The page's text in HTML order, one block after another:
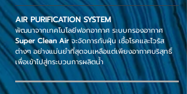
AIR PURIFICATION SYSTEM
พัฒนาจากเทคโนโลยีฟอกอากาศ ระบบกรองอากาศ
Super Clean Airจะจัดการกับฝุ่น เชื้อโรคและไวรัส
ต่างๆ อย่างแม่นยำที่สุดจนเหลือแต่เพียงอากาศบริสุทธิ์
เพื่อเข้าไปสู่กระบวนการผลิตน้ำ